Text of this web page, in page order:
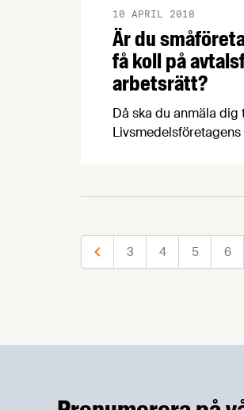
Är du
få koll på
arbetsrätt?
10 APRIL 2018
Då ska du anmäla dig
Livsmedelsföretagens
mindre
Föregående
3 4 5 6